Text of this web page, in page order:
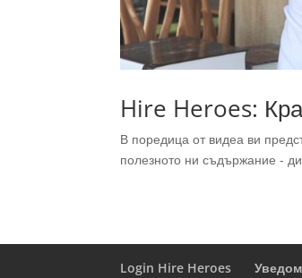
Hire Heroes:
В поредица от видеа ви
полезното ни съдържание -
Login Hire Heroes